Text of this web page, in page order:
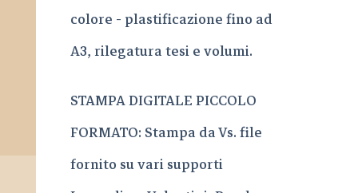
colore - plastificazione fino ad
A3, rilegatura tesi e volumi.
STAMPA DIGITALE PICCOLO
FORMATO: Stampa da Vs. file
fornito su vari supporti